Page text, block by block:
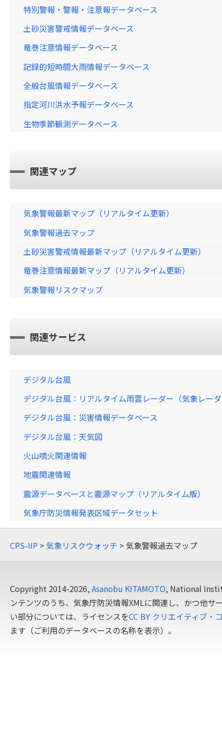
特別警報・警報・注意報データベース
土砂災害警戒情報データベース
竜巻注意情報データベース
記録的短時間大雨情報データベース
全般台風情報データベース
指定河川洪水予報データベース
生物季節観測データベース
関連マップ
気象警報最新マップ（リアルタイム更新）
気象警報過去マップ
土砂災害警戒情報最新マップ（リアルタイム更新）
竜巻注意情報最新マップ（リアルタイム更新）
気象警報リスクマップ
関連サービス
デジタル台風
デジタル台風：リアルタイム雨雲レーダー（気象レー
デジタル台風：災害情報データベース
デジタル台風：天気図
火山噴火関連情報
地震関連情報
震源データベースと震源マップ（リアルタイム版）
気象庁防災情報発表区域データセット
CPS-IIP >気象リスクウォッチ > 気象警報過去マップ
Copyright 2014-2026, Asanobu KITAMOTO, National
ンテンツのうち、気象庁防災情報XMLに関連し、かつ他サ
い部分については、ライセンスをCC BY クリエイティブ・
ます（ご利用のデータベースの名称を表示）。